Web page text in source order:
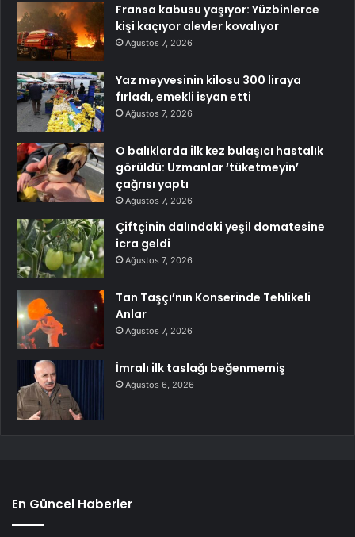
Fransa kabusu yaşıyor: Yüzbinlerce
kişi kaçıyor alevler kovalıyor
Ağustos 7, 2026
Yaz meyvesinin kilosu 300 liraya
fırladı, emekli isyan etti
Ağustos 7, 2026
O balıklarda ilk kez bulaşıcı hastalık
görüldü: Uzmanlar ‘tüketmeyin’
çağrısı yaptı
Ağustos 7, 2026
Çiftçinin dalındaki yeşil domatesine
icra geldi
Ağustos 7, 2026
Tan Taşçı’nın Konserinde Tehlikeli
Anlar
Ağustos 7, 2026
İmralı ilk taslağı beğenmemiş
Ağustos 6, 2026
En Güncel Haberler